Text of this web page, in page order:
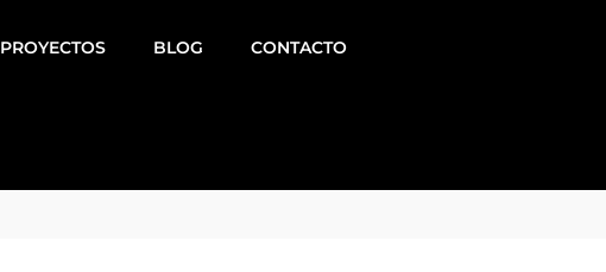
PROYECTOS BLOG CONTACTO